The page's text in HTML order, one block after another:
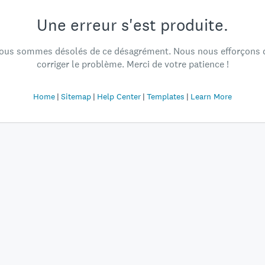
Une erreur s'est produite.
sommes désolés de ce désagrément. Nous nous efforçons
corriger le problème. Merci de votre patience !
Home Sitemap Help Center Templates Learn More